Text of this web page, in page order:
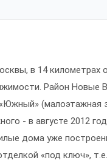
в 14
Район Новые
(малоэтажная
- в августе 2012
дома уже
«под ключ»,